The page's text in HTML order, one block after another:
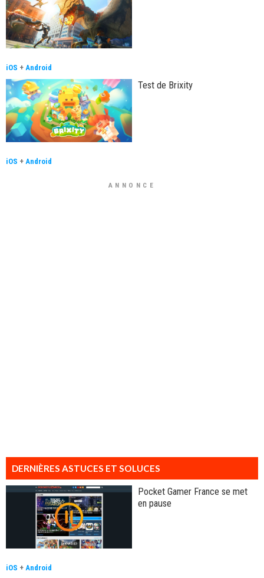
iOS + Android
Test de Brixity
iOS + Android
ANNONCE
DERNIÈRES ASTUCES ET SOLUCES
Pocket Gamer France se met
en pause
iOS + Android